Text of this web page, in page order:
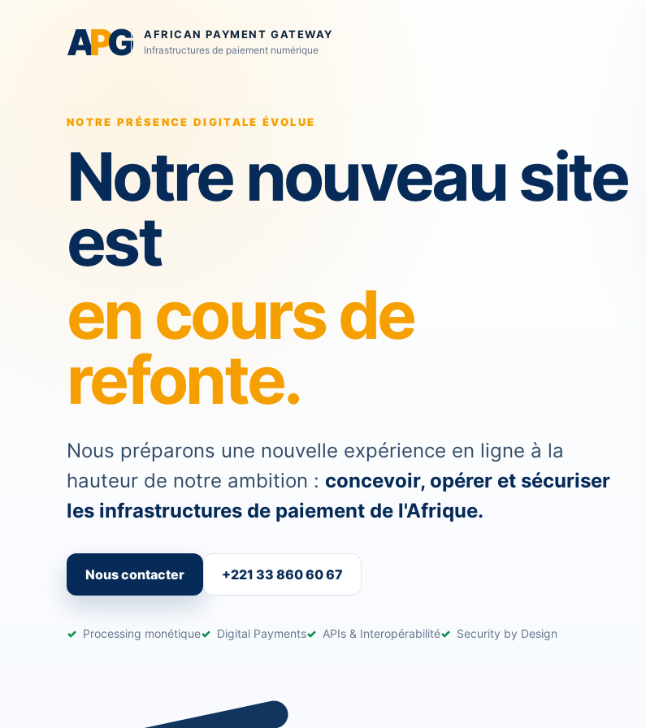
APG AFRICAN PAYMENT GATEWAY
Infrastructures de paiement numérique
NOTRE PRÉSENCE DIGITALE ÉVOLUE
Notre nouveau site
est
en cours de
refonte.
Nous préparons une nouvelle expérience en ligne à la
hauteur de notre ambition : concevoir, opérer et sécuriser
les infrastructures de paiement de l'Afrique.
Nous contacter +221 33 860 60 67
Processing monétique Digital Payments APIs & Interopérabilité Security by Design